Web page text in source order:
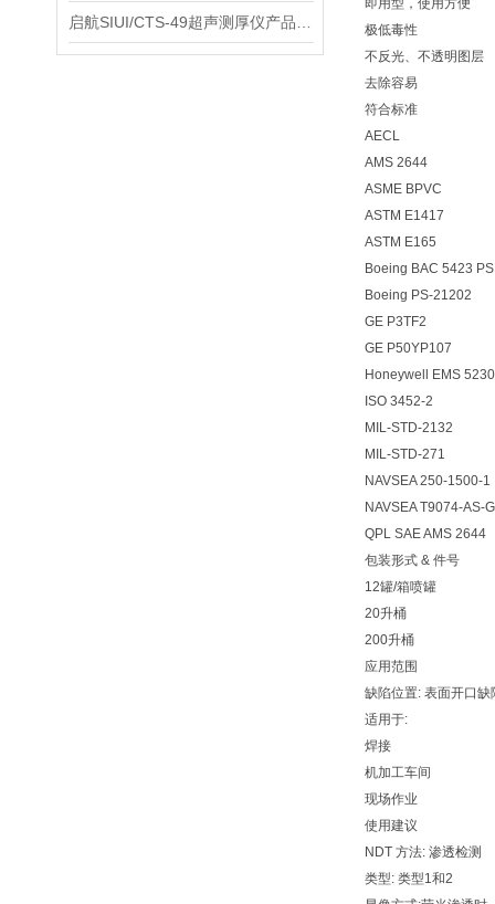
即用型，使用方便
极低毒性
不反光、不透明图层
去除容易
符合标准
AECL
AMS 2644
ASME BPVC
ASTM E1417
ASTM E165
Boeing BAC 5423
Boeing PS-21202
GE P3TF2
GE P50YP107
Honeywell EMS
ISO 3452-2
MIL-STD-2132
MIL-STD-271
NAVSEA 250-1500-1
NAVSEA T9074-AS-
QPL SAE AMS 2644
包装形式 & 件号
12罐/箱喷罐
20升桶 01-
200升桶
应用范围
缺陷位置: 表面开口缺
适用于:
焊接
机加工车间
现场作业
使用建议
NDT 方法: 渗透检测
类型: 类型1和2